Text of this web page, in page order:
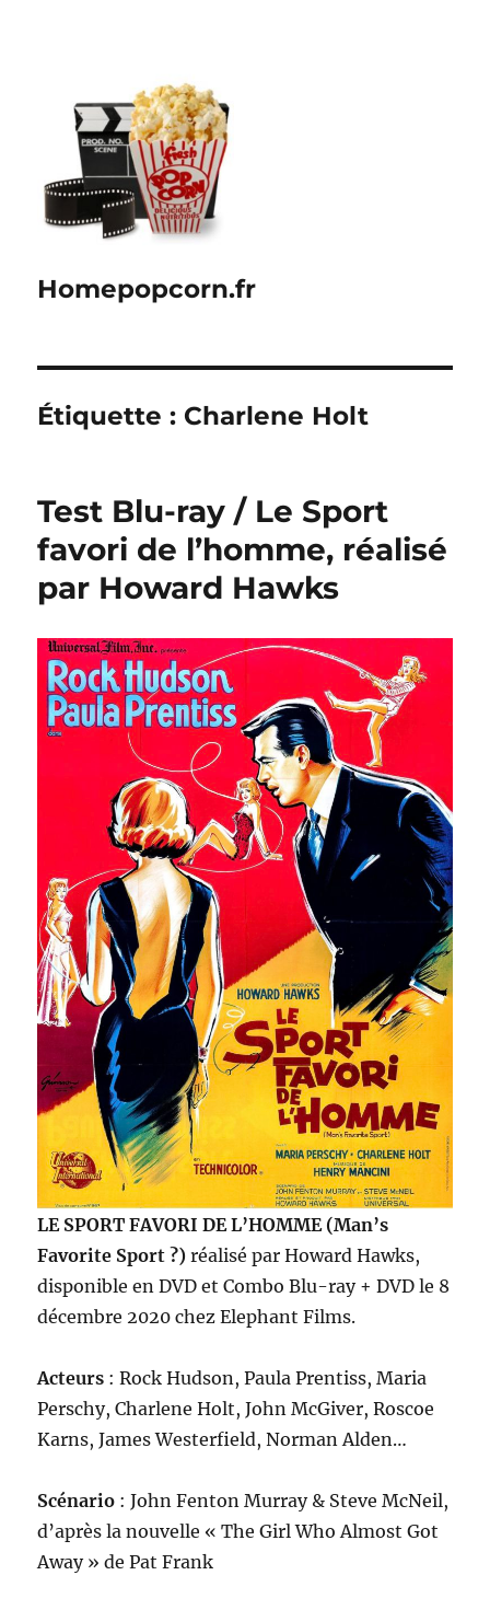
Homepopcorn.fr
Étiquette : Charlene Holt
Test Blu-ray / Le Sport
favori de l’homme, réalisé
par Howard Hawks
LE SPORT FAVORI DE L’HOMME (Man’s
Favorite Sport ?) réalisé par Howard Hawks,
disponible en DVD et Combo Blu-ray + DVD le 8
décembre 2020 chez Elephant Films.
Acteurs : Rock Hudson, Paula Prentiss, Maria
Perschy, Charlene Holt, John McGiver, Roscoe
Karns, James Westerfield, Norman Alden…
Scénario : John Fenton Murray & Steve McNeil,
d’après la nouvelle « The Girl Who Almost Got
Away » de Pat Frank